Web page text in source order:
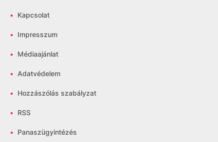
• Kapcsolat
• Impresszum
• Médiaajánlat
• Adatvédelem
• Hozzászólás szabályzat
• RSS
• Panaszügyintézés